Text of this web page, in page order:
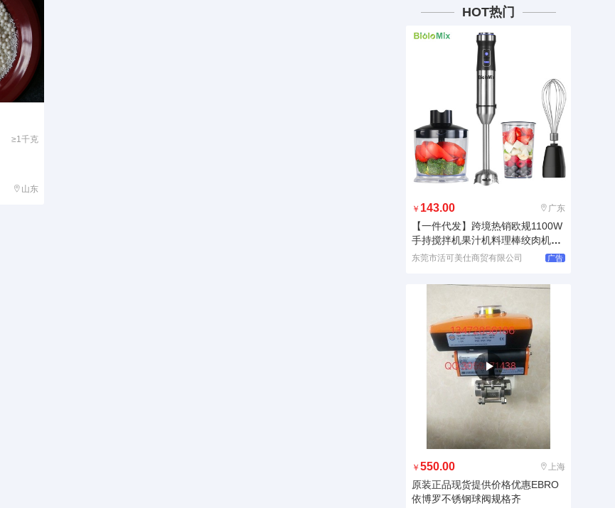
≥1千克
山东
HOT热门
￥ 143.00 广东
【一件代发】跨境热销欧规1100W
手持搅拌机果汁机料理棒绞肉机ha
n
东莞市活可美仕商贸有限公司 广告
￥ 550.00 上海
原装正品现货提供价格优惠EBRO
依博罗不锈钢球阀规格齐